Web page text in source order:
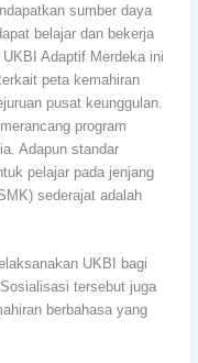
sumber daya
belajar dan bekerja
Adaptif Merdeka ini
peta kemahiran
pusat keunggulan.
program
Adapun standar
pelajar pada jenjang
sederajat adalah
UKBI bagi
tersebut juga
berbahasa yang